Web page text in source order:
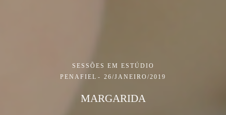
SESSÕES EM ESTÚDIO
PENAFIEL
26/JANEIRO/2019
MARGARIDA